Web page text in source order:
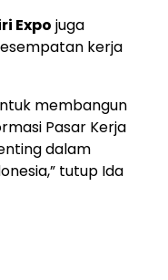
Expo juga
kerja
membangun
Pasar Kerja
dalam
tutup Ida